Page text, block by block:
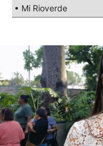
• Mi Rioverde